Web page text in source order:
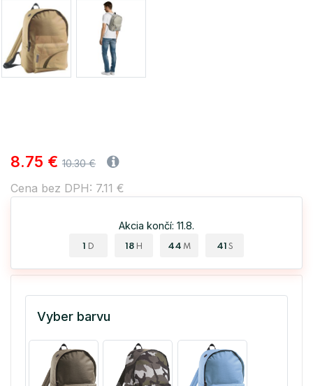
8.75 € 10.30 €
Cena bez DPH: 7.11 €
Akcia končí: 11.8.
1 D 18 H 44 M 40 S
Vyber barvu